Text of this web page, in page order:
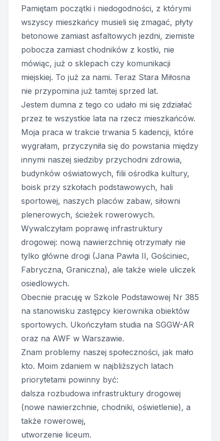
Pamiętam początki i niedogodności, z którymi
wszyscy mieszkańcy musieli się zmagać, płyty
betonowe zamiast asfaltowych jezdni, ziemiste
pobocza zamiast chodników z kostki, nie
mówiąc, już o sklepach czy komunikacji
miejskiej. To już za nami. Teraz Stara Miłosna
nie przypomina już tamtej sprzed lat.
Jestem dumna z tego co udało mi się zdziałać
przez te wszystkie lata na rzecz mieszkańców.
Moja praca w trakcie trwania 5 kadencji, które
wygrałam, przyczyniła się do powstania między
innymi naszej siedziby przychodni zdrowia,
budynków oświatowych, filii ośrodka kultury,
boisk przy szkołach podstawowych, hali
sportowej, naszych placów zabaw, siłowni
plenerowych, ścieżek rowerowych.
Wywalczyłam poprawę infrastruktury
drogowej: nową nawierzchnię otrzymały nie
tylko główne drogi (Jana Pawła II, Gościniec,
Fabryczna, Graniczna), ale także wiele uliczek
osiedlowych.
Obecnie pracuję w Szkole Podstawowej Nr 385
na stanowisku zastępcy kierownika obiektów
sportowych. Ukończyłam studia na SGGW-AR
oraz na AWF w Warszawie.
Znam problemy naszej społeczności, jak mało
kto. Moim zdaniem w najbliższych latach
priorytetami powinny być:
dalsza rozbudowa infrastruktury drogowej
(nowe nawierzchnie, chodniki, oświetlenie), a
także rowerowej,
utworzenie liceum.